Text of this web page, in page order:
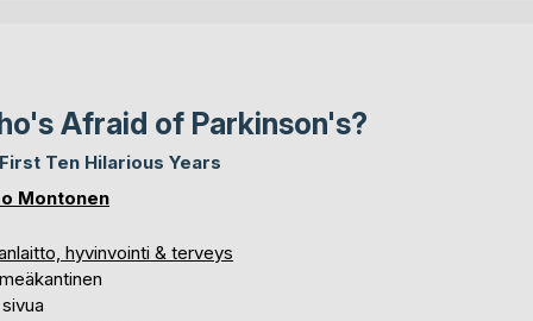
Afraid of Parkinson's?
Ten Hilarious Years
Montonen
hyvinvointi & terveys